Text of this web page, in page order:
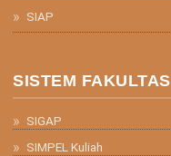
SIAP
SISTEM FAKULTAS
SIGAP
SIMPEL Kuliah